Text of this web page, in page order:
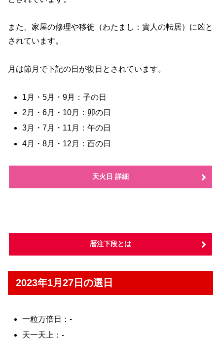
また、家屋の修理や移徙（わたまし：貴人の転居）に凶と
されています。
月は節月で下記の日が復日とされています。
1月・5月・9月：子の日
2月・6月・10月：卯の日
3月・7月・11月：午の日
4月・8月・12月：酉の日
天火日 詳細
暦注下段とは
2023年1月27日の選日
一粒万倍日：-
天一天上：-